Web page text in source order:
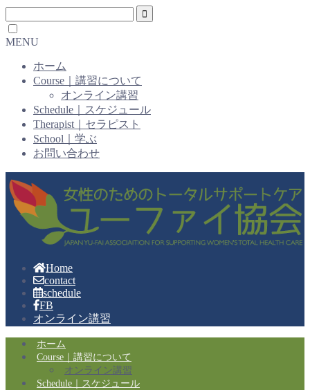
MENU
ホーム
Course｜講習について
オンライン講習
Schedule｜スケジュール
Therapist｜セラピスト
School｜学ぶ
お問い合わせ
Home
contact
schedule
FB
オンライン講習
ホーム
Course｜講習について
オンライン講習
Schedule｜スケジュール